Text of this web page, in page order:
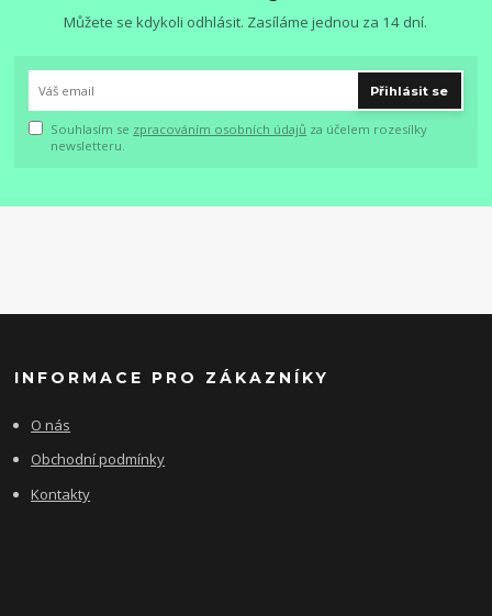
Můžete se kdykoli odhlásit. Zasíláme jednou za 14 dní.
Přihlásit se
Souhlasím se zpracováním osobních údajů za účelem rozesílky
newsletteru.
INFORMACE PRO ZÁKAZNÍKY
O nás
Obchodní podmínky
Kontakty